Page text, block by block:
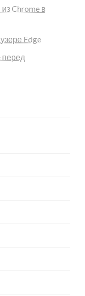
Chrome в
Edge
перед